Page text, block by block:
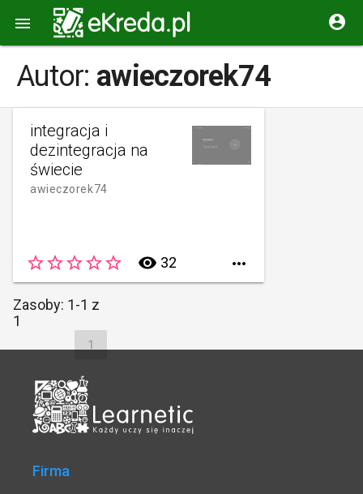


Autor: awieczorek74
integracja i
dezintegracja na
świecie
awieczorek74
star_borderstar_borderstar_borderstar_borderstar_border remove_red_eye 32 
Zasoby: 1-1 z
1
1
Firma